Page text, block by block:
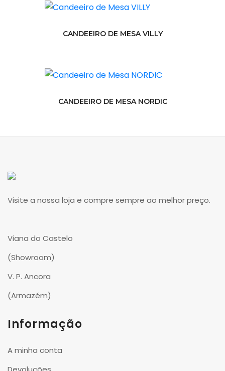
CANDEEIRO DE MESA VILLY
CANDEEIRO DE MESA NORDIC
Visite a nossa loja e compre sempre ao melhor preço.
Viana do Castelo
(Showroom)
V. P. Ancora
(Armazém)
Informação
A minha conta